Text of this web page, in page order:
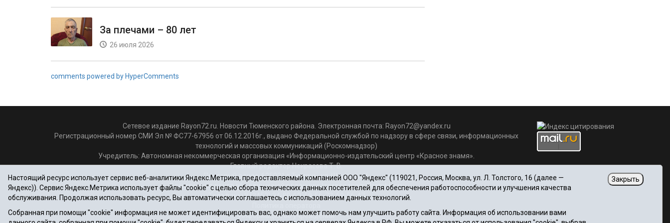
За плечами – 80 лет
26 июля 2026
comments powered by HyperComments
Сетевое издание Rayon72.ru. Новости Тюменского района. Электронная почта: Rayon72@yandex.ru
Регистрационный номер СМИ Эл № ФС77-67956 от 06.12.2016г., выдано Федеральной службой по надзору в сфере связи, информационных
технологий и массовых коммуникаций (Роскомнадзор)
Учредитель: Автономная некоммерческая организация «Информационно-издательский центр «Красное знамя».
Главный редактор Некрасова Т. В.
Почтовый адрес: 625031 г.Тюмень. ул. Шишкова, 6
Электронная почта объединенной редакции: krasnoeznam@rambler.ru
Телефоны 8 (3452) 34-80-60, 69-56-73, 69-56-47
Информация об учреждении
Настоящий ресурс использует сервис веб-аналитики Яндекс.Метрика, предоставляемый компанией ООО "Яндекс" (119021, Россия, Москва, ул. Л. Толстого, 16 (далее —
Яндекс)). Сервис Яндекс.Метрика использует файлы "cookie" с целью сбора технических данных посетителей для обеспечения работоспособности и улучшения качества
обслуживания. Продолжая использовать ресурс, Вы автоматически соглашаетесь с использованием данных технологий.
Собранная при помощи "cookie" информация не может идентифицировать вас, однако может помочь нам улучшить работу сайта. Информация об использовании вами
Закрыть